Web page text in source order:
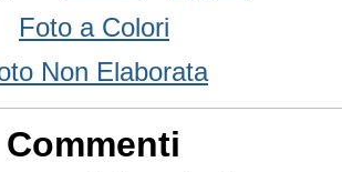
Foto a Colori
Non Elaborata
Commenti